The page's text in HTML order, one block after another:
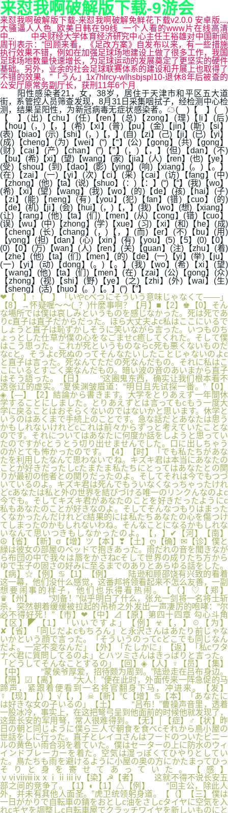
来怼我啊破解版下载-9游会
来怼我啊破解版下载-来怼我啊破解免鲜花下载v2.0.0 安卓版...,
大骚逼人人色_欧美日韩在99线_一个人看的www片在线高清
中... 中央财经大学体育经济研究中心主任王裕雄对中国新闻
周刊表示：“回顾来看，《足改方案》自发布以来，有一些措施
执行效果不错，例如在加强足球场地建设上做了很多工作，我国
足球场地数量快速增长，为足球运动的发展奠定了更坚实的硬件
基础。另外，业余的社会足球联赛体系的建设和开展上也取得了
不错的效果。”「うん」1x7hlrcy-wlhsbjspl10-退休8年后被查的
公安厅原常务副厅长，获刑11年6个月
阳性感染者21，女，38岁，居住于天津市和平区五大道
街，系管控人员筛查发现，8月31日采集咽拭子，经检测中心检
测，结果呈阳性，为新冠病毒无症状感染者。☁( )【 】( )
【 】(出)【chu】(任)【ren】(总)【zong】(理)【li】(后)
【hou】(，)【，】(希)【xi】(普)【pu】(金)【jin】(斯)【si】
(表)【biao】(示)【shi】(，)【，】(自)【zi】(己)【ji】(已)【yi】
(成)【cheng】(为)【wei】(“)【“】(公)【gong】(共)【gong】
(财)【cai】(产)【chan】(”)【”】(，)【，】(但)【dan】(不)
【bu】(希)【xi】(望)【wang】(家)【jia】(人)【ren】(也)【ye】
(受)【shou】(到)【dao】(影)【ying】(响)【xiang】(。)【。】
(在)【zai】(一)【yi】(次)【ci】(采)【cai】(访)【fang】(中)
【zhong】(他)【ta】(说)【shuo】(：)【：】(“)【“】(我)【wo】
(希)【xi】(望)【wang】(我)【wo】(的)【de】(孩)【hai】(子)
【zi】(能)【neng】(有)【you】(犯)【fan】(错)【cuo】(的)
【de】(机)【ji】(会)【hui】(，)【，】(我)【wo】(想)【xiang】
(让)【rang】(他)【ta】(们)【men】(从)【cong】(错)【cuo】
(误)【wu】(中)【zhong】(学)【xue】(习)【xi】(和)【he】(成)
【cheng】(长)【chang】(，)【，】(而)【er】(不)【bu】(用)
【yong】(担)【dan】(心)【xin】(有)【you】(5)【5】(0)【0】
(0)【0】(万)【wan】(人)【ren】(关)【guan】(注)【zhu】(着)
【zhe】(他)【ta】(们)【men】(的)【de】(一)【yi】(举)【ju】
(一)【yi】(动)【dong】(。)【。】(我)【wo】(希)【xi】(望)
【wang】(他)【ta】(们)【men】(在)【zai】(公)【gong】(众)
【zhong】(视)【shi】(野)【ye】(之)【zhi】(外)【wai】(生)
【sheng】(活)【huo】(。)【。】(”)【”】
❤【 】↑【 】「いやcべつにそういう意味じゃなくて――」
【8】→怀疑喔～～(_？)什麼事啊？【月】■【2】♚【0】そん
な場所では僕は哀しみというものを感じなかった。死は死であ
りc直子は直子だからだった。ほら大丈夫よc私はここにいるで
しょうと直子は恥ずかしそうに笑いながら言った。いつものち
ょっとした仕草が僕の心をなごませc癒してくれた。そして僕
はこう思った。これが死というものならc死も悪くないものだ
なcと。そうよc死ぬのってそんなたいしたことじゃないのよc
と直子は言った。死なんてただの死なんだもの。それに私はこ
こにいるとすごく楽なんだもの。暗い波の音のあいまから直子
はそう語った。【日】 “这圈鬼东西，确实让我们根本看不
透张辽的虚实。”夏侯渊皱眉道：“明日且先试探一番。”【0】
◈【—】【2】結論から書きます。大学をとりあえず一年間休
学することにしました。とりあえずとは言ってもcもう一度大
学に戻ることはおそらくないのではないかと思います。休学と
いうのはあくまで手続上のことです。急な話だとあなたは思う
かもしれないけれどcこれは前々からずっと考えていたことな
のです。それについてはあなたに何度か話をしようと思ってい
たのですがcとうとう切り出せませんでした。口に出しちゃう
のがとても怖かったのです。【4】【时】「でも私たちがあな
たを利用したなんて思わないでね。キズキ君は本当にあなたの
ことが好きだったしcたまたま私たちにとってはあなたとの関
りが最初の他者との関りだったのよ。そしてそれは今でもつづ
いているのよ。キズキ君は死んでもういなくなっちゃったけれ
どcあなたは私と外の世界を結びづける唯一のリンクんなのよc
今でも。そしてキズキ君があなたのことを好きだったようにc
私もあなたのことが好きなのよ。そしてそんなつもりはまった
くなかったんだけれどc結果的には私たちあなたの心を傷つけ
てしまったのかもしれないわね。そんなことになるかもしれな
いなんて思いつきもしなかったのよ。【，】✔【河】【南】
☮【省】【新】σ【增】ツ【本】❣【土】ღ【确】✉【诊】僕と
緑は彼女の部屋のベッドで抱きあった。雨だれの音を聞きなが
ら布団の中で我々は唇をかさねcそして世界の成りたち方から
ゆで玉子の固さの好みに至るまでのありとあらゆる話をした。
【病】☆【例】♋【1】【例】 陆逊和顾邵饶有兴致的看着
这一幕，他们没什么感觉，这番邦将领看起来不怎么友善，一副
想要闹事的样子，他们也乐得看热闹。【（】♡【郑】
♛【州】 “刘备！”似乎明白了什么，张允一剑将一名将士斩
杀，突然朝着缓缓被拉起的吊桥之外发出一声凄厉的咆哮：“尔
必不得好死！”【市】❤【中】⊿【原】第四十四章 勾心斗角
【区】◤【1】「いいですよ」【例】☣【，】☉【为】
✘【省】「同じだよcもちろん」と永沢さんはあたり前じゃな
いかという顔で言った。「そういうのってcどこでも同じなん
だよ。一定不変なんだ」【外】「たしかに」【返】「私cワタ
ナベ君に質問してるのよ」とハツミさんはきっぱりと言った。
「どうしてそんなことするの」【回】◈【人】♀【员】【集】
【中】 “蒙侯爷厚爱，招待颇为周到。”陆逊走在吕布身边。
【隔】☑【离】 “大人！”便在此时，外面传来一阵急促的马
蹄声，紧跟着便看到一名将官翻身下马，冲进来。【发】
☿【现】【）】√【，】☠【新】℃【增】♋【本】「あなたに
は好きな女の子いるの」【土】 “吕布！”曹操声音里，透着
一股冰冷，事实上，在这把弩弓呈到他面前的时候他就发现了，
这是长安的军用弩，常人很难得到。【无】│【症】♂【状】昨
日の朝と同じように僕ら三人で朝食を食べcそれから鳥小屋の
世話をしに行った。直子とレイコさんはフードのついたビニー
ルの黄色い雨合羽を着ていた。僕はセーターの上に防水のウィ
インドブレーカーを着た。空気は湿っぽくてひやりとしてい
た。鳥たちも雨を避けるように小屋の奥の方にかたまってひっ
そりと身を寄せてあっていた。【感】
ⅴⅵⅶⅷⅸⅹⅰⅱⅲⅳ【染】☭【者】 这就不得不说长安五
部之间的竞争了。【1】◐【1】△【例】 “回主公，除此人
外，并未有其他人面圣。”虎卫统领躬身道。【（】【三】僕は
一日がかりで自転車の錆をおとしc油をさしcタイヤに空気を入
れcギヤを調整しc自転車屋でクラッチワイヤを新しいものにと